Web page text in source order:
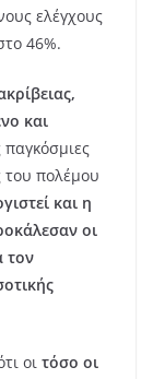
ελέγχους
46%.
και
του πολέμου
και η
οι
τον
οι τόσο οι